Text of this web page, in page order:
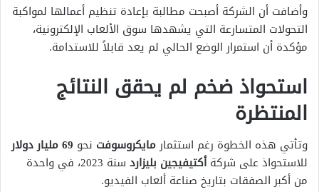
وأضافت أن الشركة أصبحت مطالبة بإعادة تنظيم أعمالها لمواكبة
التحولات المتسارعة التي يشهدها سوق الألعاب الإلكترونية،
مؤكدة أن استمرار الوضع الحالي لم يعد قابلاً للاستدامة.
استحواذ ضخم لم يحقق النتائج
المنتظرة
وتأتي هذه الخطوة رغم استثمار مايكروسوفت نحو 69 مليار دولار
للاستحواذ على شركةأكتيفيجين بليزارد
سنة 2023، في واحدة
من أكبر الصفقات بتاريخ صناعة ألعاب الفيديو.